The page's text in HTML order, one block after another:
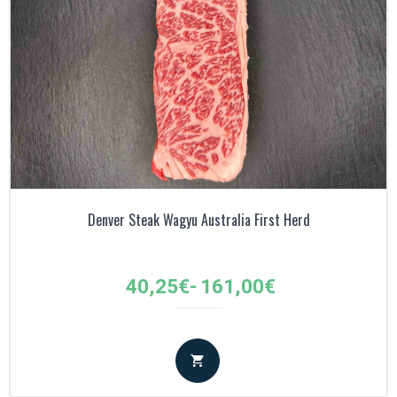
Denver Steak Wagyu Australia First Herd
40,25€- 161,00€
Fascia
prezzo:
da
40,25€